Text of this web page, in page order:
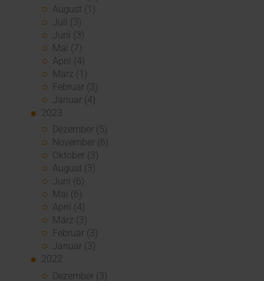
August (1)
Juli (3)
Juni (3)
Mai (7)
April (4)
März (1)
Februar (3)
Januar (4)
2023
Dezember (5)
November (6)
Oktober (3)
August (3)
Juni (6)
Mai (6)
April (4)
März (3)
Februar (3)
Januar (3)
2022
Dezember (3)